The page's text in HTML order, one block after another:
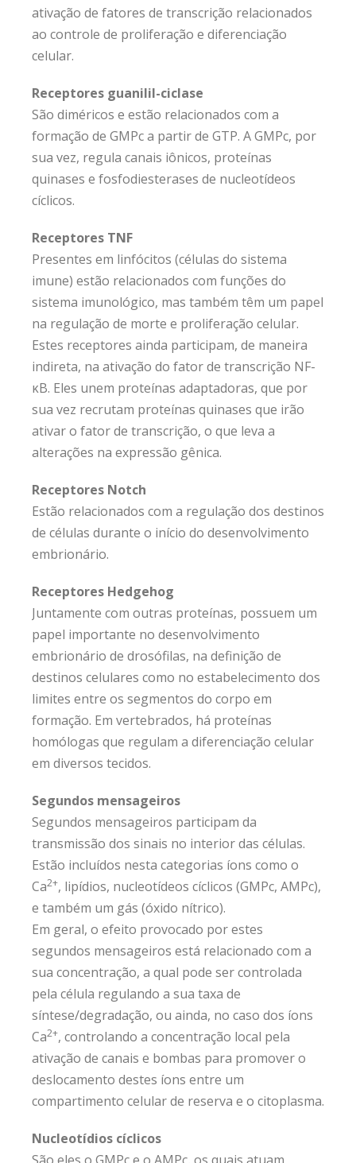
ativação de fatores de transcrição relacionados
ao controle de proliferação e diferenciação
celular.
Receptores guanilil-ciclase
São diméricos e estão relacionados com a
formação de GMPc a partir de GTP. A GMPc, por
sua vez, regula canais iônicos, proteínas
quinases e fosfodiesterases de nucleotídeos
cíclicos.
Receptores TNF
Presentes em linfócitos (células do sistema
imune) estão relacionados com funções do
sistema imunológico, mas também têm um papel
na regulação de morte e proliferação celular.
Estes receptores ainda participam, de maneira
indireta, na ativação do fator de transcrição NF-
κB. Eles unem proteínas adaptadoras, que por
sua vez recrutam proteínas quinases que irão
ativar o fator de transcrição, o que leva a
alterações na expressão gênica.
Receptores Notch
Estão relacionados com a regulação dos destinos
de células durante o início do desenvolvimento
embrionário.
Receptores Hedgehog
Juntamente com outras proteínas, possuem um
papel importante no desenvolvimento
embrionário de drosófilas, na definição de
destinos celulares como no estabelecimento dos
limites entre os segmentos do corpo em
formação. Em vertebrados, há proteínas
homólogas que regulam a diferenciação celular
em diversos tecidos.
Segundos mensageiros
Segundos mensageiros participam da
transmissão dos sinais no interior das células.
Estão incluídos nesta categorias íons como o
Ca2+, lipídios, nucleotídeos cíclicos (GMPc, AMPc),
e também um gás (óxido nítrico).
Em geral, o efeito provocado por estes
segundos mensageiros está relacionado com a
sua concentração, a qual pode ser controlada
pela célula regulando a sua taxa de
síntese/degradação, ou ainda, no caso dos íons
Ca2+, controlando a concentração local pela
ativação de canais e bombas para promover o
deslocamento destes íons entre um
compartimento celular de reserva e o citoplasma.
Nucleotídios cíclicos